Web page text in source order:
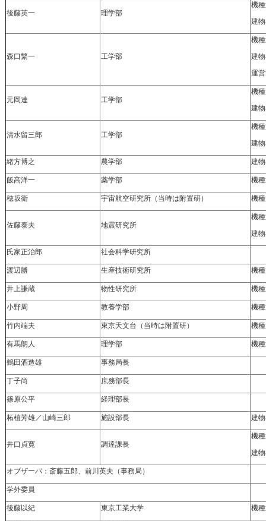
後藤英一 理学部
機
建
森口繁一 工学部
機
建
運
元岡達 工学部
機
建
清水留三郎 工学部
機
建
緒方博之 農学部 建
飯高洋一 薬学部 機
穂坂衛 宇宙航空研究所（当時は附置研） 機
佐藤泰夫 地震研究所
機
建
氏家正治郎 社会科学研究所
渡辺勝 生産技術研究所 機
井上謙蔵 物性研究所 機
小野周 教養学部 機
竹内端夫 東京天文台（当時は附置研） 機
有馬朗人 理学部 機
鶴田酒造雄 事務局長
丁子尚 庶務部長
篠原公平 経理部長
柘植芳雄／山崎三郎 施設部長 建
井口貞寛 調達課長
機
建
オブザーバ：斎藤五郎、前川英夫（事務局）
学外委員
後藤以紀 東京工業大学 機